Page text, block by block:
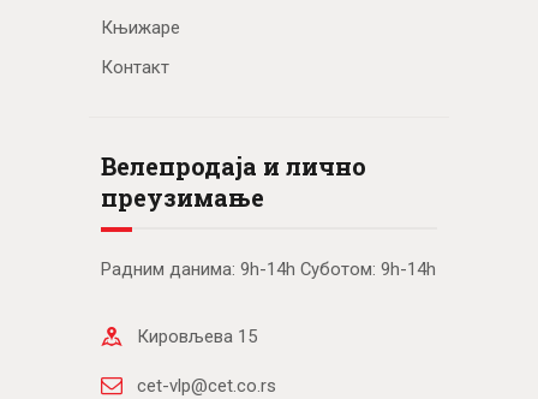
Књижаре
Контакт
Велепродаја и лично
преузимање
Радним данима: 9h-14h Суботом: 9h-14h
Кировљева 15
cet-vlp@cet.co.rs